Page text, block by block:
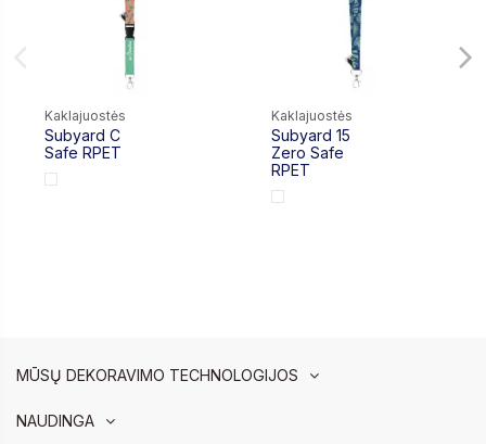
Kaklajuostės
Subyard C
Safe RPET
Kaklajuostės
Subyard 15
Zero Safe
RPET
MŪSŲ DEKORAVIMO TECHNOLOGIJOS
NAUDINGA